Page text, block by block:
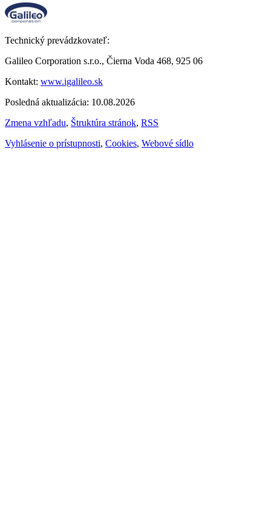
Technický prevádzkovateľ:
Galileo Corporation s.r.o., Čierna Voda 468, 925 06
Kontakt: www.igalileo.sk
Posledná aktualizácia: 10.08.2026
Zmena vzhľadu, Štruktúra stránok, RSS
Vyhlásenie o prístupnosti, Cookies, Webové sídlo